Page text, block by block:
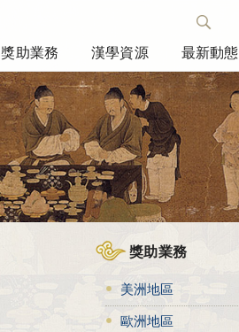
獎助業務 漢學資源 最新動態
獎助業務
美洲地區
歐洲地區